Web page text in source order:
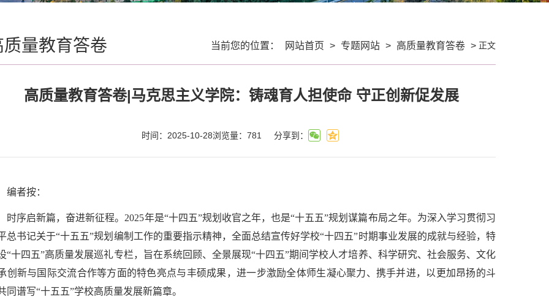
质量教育答卷 当前您的位置： 网站首页 > 专题网站 > 高质量教育答卷 > 正文
高质量教育答卷|马克思主义学院：铸魂育人担使命 守正创新促发展
时间：2025-10-28浏览量： 781 分享到：
编者按：
时序启新篇，奋进新征程。2025年是“十四五”规划收官之年，也是“十五五”规划谋篇布局之年。为深入学习贯彻习
总书记关于“十五五”规划编制工作的重要指示精神，全面总结宣传好学校“十四五”时期事业发展的成就与经验，特
“十四五”高质量发展巡礼专栏，旨在系统回顾、全景展现“十四五”期间学校人才培养、科学研究、社会服务、文化
创新与国际交流合作等方面的特色亮点与丰硕成果，进一步激励全体师生凝心聚力、携手并进，以更加昂扬的斗
同谱写“十五五”学校高质量发展新篇章。